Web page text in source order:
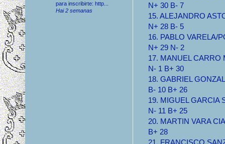
N+ 30 B- 7
15. ALEJANDRO
N+ 28 B- 5
16. PABLO VARELA/
N+ 29 N- 2
17. MANUEL CARRO
N- 1 B+ 30
18. GABRIEL
B- 10 B+ 26
19. MIGUEL GARCIA
N- 11 B+ 25
20. MARTIN VARA
B+ 28
para inscribirte: http...
Hai 2 semanas